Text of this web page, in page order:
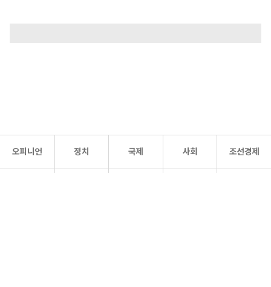
오피니언 정치 국제 사회 조선경제